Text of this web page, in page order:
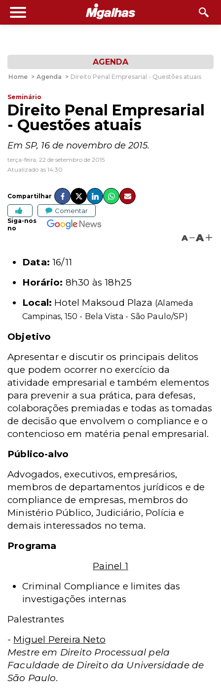
AGENDA
Home > Agenda > Direito Penal Empresarial - Questões atuais
Seminário
Direito Penal Empresarial
- Questões atuais
Em SP, 16 de novembro de 2015.
terça-feira, 22 de setembro de 2015
Atualizado às 14:30
Compartilhar
Comentar
Siga-nos
no
A A
Data: 16/11
Horário: 8h30 às 18h25
Local: Hotel Maksoud Plaza (Alameda
Campinas, 150 - Bela Vista - São Paulo/SP)
Objetivo
Apresentar e discutir os principais delitos
que podem ocorrer no exercício da
atividade empresarial e também elementos
para prevenir a sua prática, para defesas,
colaborações premiadas e todas as tomadas
de decisão que envolvem o compliance e o
contencioso em matéria penal empresarial.
Público-alvo
Advogados, executivos, empresários,
membros de departamentos jurídicos e de
compliance de empresas, membros do
Ministério Público, Judiciário, Polícia e
demais interessados no tema.
Programa
Painel 1
Criminal Compliance e limites das
investigações internas
Palestrantes
- Miguel Pereira Neto
Mestre em Direito Processual pela
Faculdade de Direito da Universidade de
São Paulo.